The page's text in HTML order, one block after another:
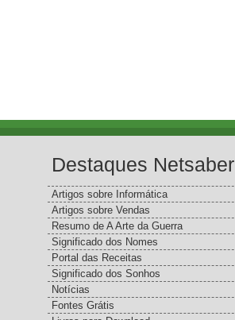
Destaques Netsaber
Artigos sobre Informática
Artigos sobre Vendas
Resumo de A Arte da Guerra
Significado dos Nomes
Portal das Receitas
Significado dos Sonhos
Notícias
Fontes Grátis